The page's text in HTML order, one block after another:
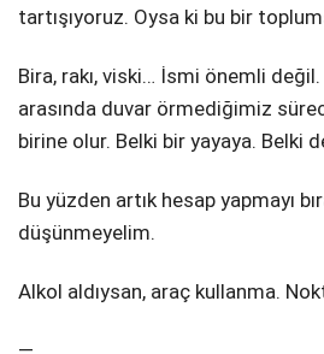
tartışıyoruz. Oysa ki bu bir
Bira, rakı, viski… İsmi önemli
arasında duvar örmediğimiz
birine olur. Belki bir yayaya. Belki
Bu yüzden artık hesap yapmayı
düşünmeyelim.
Alkol aldıysan, araç kullanma.